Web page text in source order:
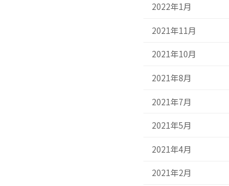
2022年1月
2021年11月
2021年10月
2021年8月
2021年7月
2021年5月
2021年4月
2021年2月